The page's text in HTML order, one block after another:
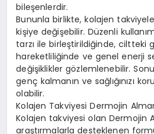
bileşenlerdir.
Bununla birlikte, kolajen
kişiye değişebilir. Düzenli
tarzı ile birleştirildiğinde, ciltteki
hareketliliğinde ve genel enerji
değişiklikler gözlemlenebilir.
genç kalmanın ve sağlığınızı
olabilir.
Kolajen Takviyesi Dermojin
Kolajen takviyesi olan Dermojin
araştırmalarla desteklenen